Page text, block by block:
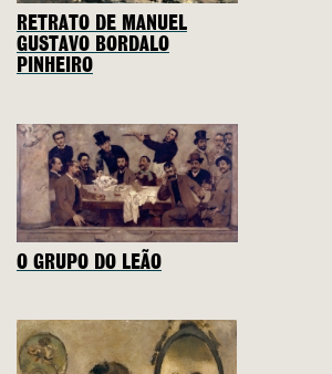
RETRATO DE MANUEL
GUSTAVO BORDALO
PINHEIRO
O GRUPO DO LEÃO